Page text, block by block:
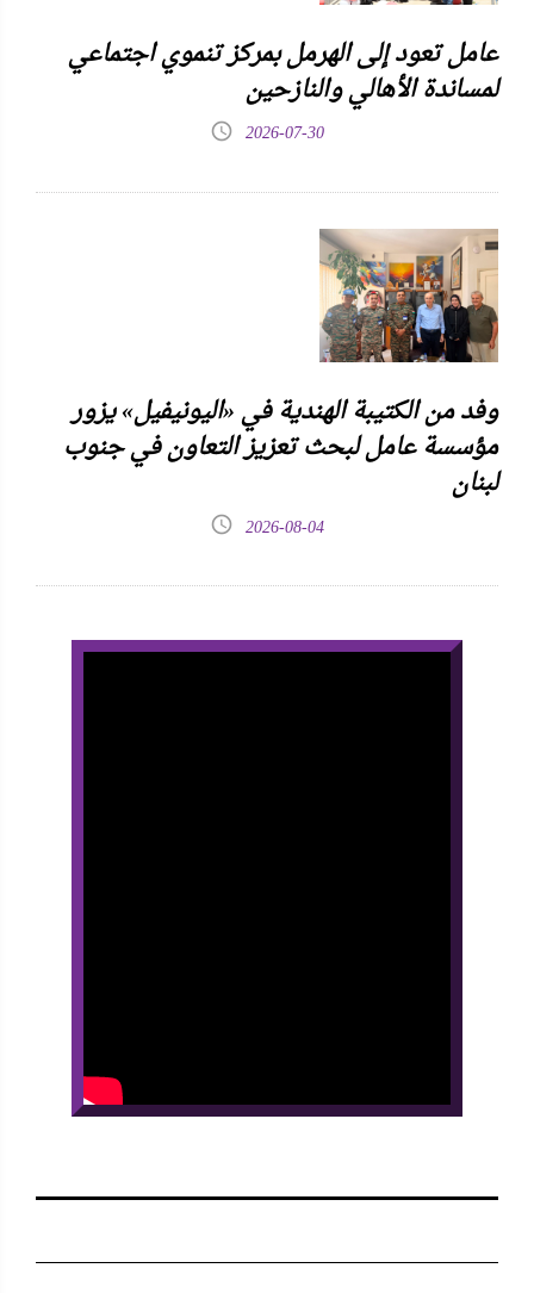
عامل تعود إلى الهرمل بمركز تنموي اجتماعي
لمساندة الأهالي والنازحين
2026-07-30
وفد من الكتيبة الهندية في «اليونيفيل» يزور
مؤسسة عامل لبحث تعزيز التعاون في جنوب
لبنان
2026-08-04